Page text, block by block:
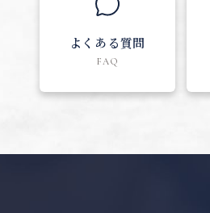
よくある質問
FAQ